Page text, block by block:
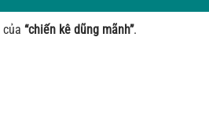
“chiến kê dũng mãnh”.